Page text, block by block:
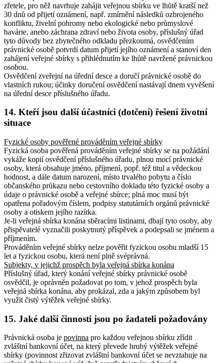
zřetele, pro něž navrhuje zahájit veřejnou sbírku ve lhůtě kratší než
30 dnů od přijetí oznámení, např. zmírnění následků ozbrojeného
konfliktu, živelní pohromy nebo ekologické nebo průmyslové
havárie, anebo záchrana zdraví nebo života osoby, příslušný úřad
tyto důvody bez zbytečného odkladu přezkoumá, osvědčením
právnické osobě potvrdí datum přijetí jejího oznámení a stanoví den
zahájení veřejné sbírky s přihlédnutím ke lhůtě navržené právnickou
osobou.
Osvědčení zveřejní na úřední desce a doručí právnické osobě do
vlastních rukou; účinky doručení osvědčení nastávají dnem vyvěšení
na úřední desce příslušného úřadu.
14. Kteří jsou další účastníci (dotčení) řešení životní
situace
Fyzické osoby pověřené prováděním veřejné sbírky
Fyzická osoba pověřená prováděním veřejné sbírky se na požádání
vykáže kopií osvědčení příslušného úřadu, plnou mocí právnické
osoby, která obsahuje jméno, příjmení, popř. též titul a vědeckou
hodnost, a dále datum narození, místo trvalého pobytu a číslo
občanského průkazu nebo cestovního dokladu této fyzické osoby a
údaje o právnické osobě a veřejné sbírce; plná moc musí být
opatřena pořadovým číslem, podpisy statutárních orgánů právnické
osoby a otiskem jejího razítka.
Je-li veřejná sbírka konána sběracími listinami, dbají tyto osoby, aby
přispěvatelé vyznačili poskytnutý příspěvek a podepsali se jménem a
příjmením.
Prováděním veřejné sbírky nelze pověřit fyzickou osobu mladší 15
let a fyzickou osobu, která není plně svéprávná.
Subjekty, v jejichž prospěch byla veřejná sbírka konána
Příslušný úřad, který konání veřejné sbírky právnické osobě
osvědčil, je oprávněn požadovat po tom, v jehož prospěch byla
veřejná sbírka konána, aby prokázal, zda a jakým způsobem byl
využit čistý výtěžek veřejné sbírky.
15. Jaké další činnosti jsou po žadateli požadovány
Právnická osoba je povinna pro každou veřejnou sbírku zřídit
zvláštní bankovní účet, na který převede hrubý výtěžek veřejné
sbírky (povinnost zřizovat zvláštní bankovní účet se nevztahuje na